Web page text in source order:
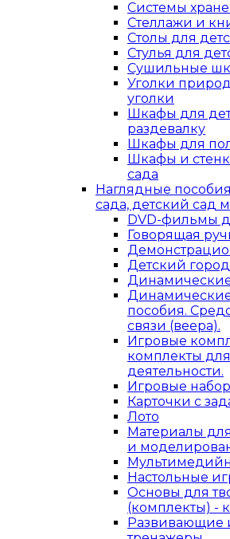
Системы
Стеллажи и
Столы для
Стулья для
Сушильные
Уголки
уголки
Шкафы для
раздевалку
Шкафы для
Шкафы и
сада
Наглядные
сада, детский сад
DVD-фильмы
Говорящая
Детский
пособия.
связи (веера).
Игровые
комплекты
деятельности.
Игровые
Карточки с
Лото
Материалы
и
Настольные
Основы для
(комплекты) -
Развивающие